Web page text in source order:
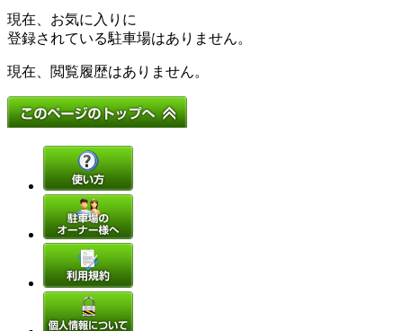
現在、お気に入りに
登録されている駐車場はありません。
現在、閲覧履歴はありません。